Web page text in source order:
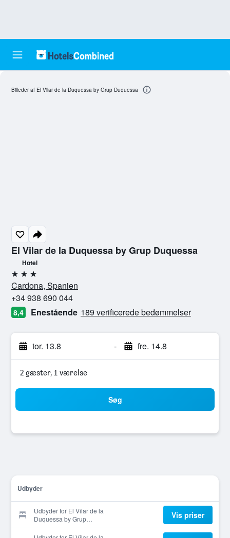
El Vilar de la Duquessa by Grup Duquessa
Hotel
3 stjerner
Cardona, Spanien
+34 938 690 044
8,4 Enestående 189 verificerede bedømmelser
tor. 13.8 - fre. 14.8
2 gæster, 1 værelse
Søg
Udbyder
Udbyder for El Vilar de la
Duquessa by Grup
Duquessa
Vis priser
Billeder af El Vilar de la Duquessa by Grup Duquessa